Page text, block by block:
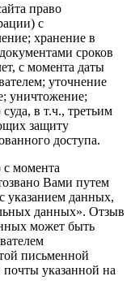
право
с
хранение в
сроков
с момента даты
уточнение
уничтожение;
в т.ч., третьим
защиту
доступа.
с момента
Вами путем
указанием данных,
данных». Отзыв
может быть
письменной
почты указанной на